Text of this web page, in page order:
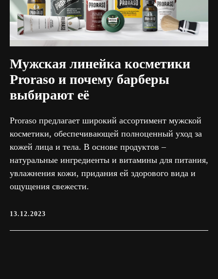
Мужская линейка косметики
Proraso и почему барберы
выбирают её
Proraso предлагает широкий ассортимент мужской
косметики, обеспечивающей полноценный уход за
кожей лица и тела. В основе продуктов –
натуральные ингредиенты и витамины для питания,
увлажнения кожи, придания ей здорового вида и
ощущения свежести.
13.12.2023
+7 (910)
092 77 70
Ежедневно с 10:00 до 21:00
Посмотреть 3D-тур Проложить маршрут